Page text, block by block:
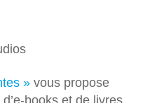
»vous propose
books et de livres